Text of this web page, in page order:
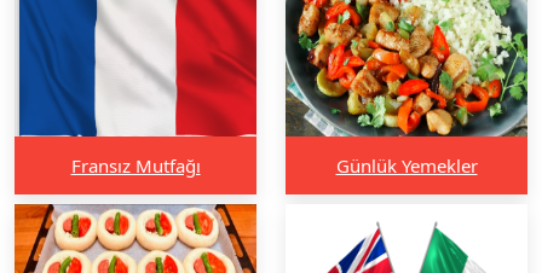
Fransız Mutfağı Günlük Yemekler